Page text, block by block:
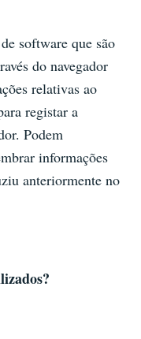
software que são
do navegador
relativas ao
registar a
Podem
informações
anteriormente no